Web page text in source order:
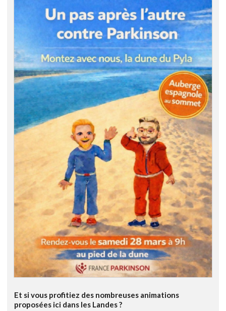
Et si vous profitiez des nombreuses animations
proposées ici dans les Landes ?